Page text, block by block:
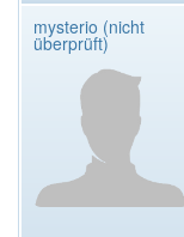
mysterio (nicht
überprüft)